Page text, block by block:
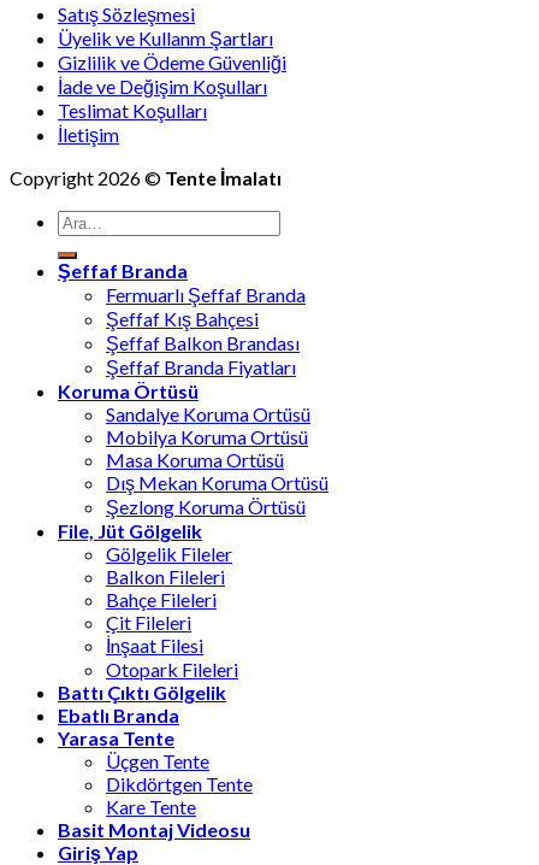
Satış Sözleşmesi
Üyelik ve Kullanm Şartları
Gizlilik ve Ödeme Güvenliği
İade ve Değişim Koşulları
Teslimat Koşulları
İletişim
Copyright 2026 © Tente İmalatı
Ara:
Şeffaf Branda
Fermuarlı Şeffaf Branda
Şeffaf Kış Bahçesi
Şeffaf Balkon Brandası
Şeffaf Branda Fiyatları
Koruma Örtüsü
Sandalye Koruma Ortüsü
Mobilya Koruma Ortüsü
Masa Koruma Ortüsü
Dış Mekan Koruma Ortüsü
Şezlong Koruma Örtüsü
File, Jüt Gölgelik
Gölgelik Fileler
Balkon Fileleri
Bahçe Fileleri
Çit Fileleri
İnşaat Filesi
Otopark Fileleri
Battı Çıktı Gölgelik
Ebatlı Branda
Yarasa Tente
Üçgen Tente
Dikdörtgen Tente
Kare Tente
Basit Montaj Videosu
Giriş Yap